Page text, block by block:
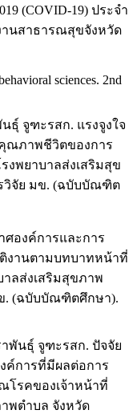
(COVID-19) ประจำ
านสาธารณสุขจังหวัด
sciences. 2nd
ธุ์ จูฑะรสก. แรงจูงใจ
ณภาพชีวิตของการ
งพยาบาลส่งเสริมสุข
วิจัย มข. (ฉบับบัณฑิต
ศองค์การและการ
งานตามบทบาทหน้าที่
ลส่งเสริมสุขภาพ
. (ฉบับบัณฑิตศึกษา).
พันธุ์ จูฑะรสก. ปัจจัย
ค์การที่มีผลต่อการ
โรคของเจ้าหน้าที่
พตำบล จังหวัด